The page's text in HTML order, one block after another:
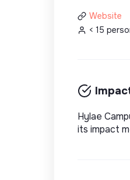
Website
< 15
Hylae
its impact